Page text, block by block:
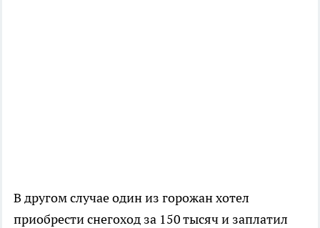
В другом случае один из горожан хотел
приобрести снегоход за 150 тысяч и заплатил